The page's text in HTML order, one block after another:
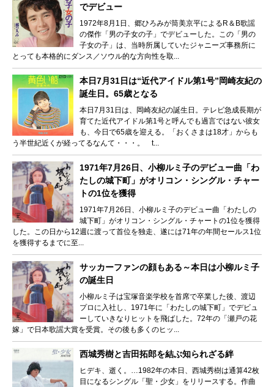
でデビュー
1972年8月1日、郷ひろみが筒美京平によるR＆B歌謡
の傑作「男の子女の子」でデビューした。この「男の
子女の子」は、当時所属していたジャニーズ事務所に
とっても本格的にダンス／ソウル的な方向性を取...
本日7月31日は“近代アイドル第1号”岡崎友紀の
誕生日。65歳となる
本日7月31日は、岡崎友紀の誕生日。テレビ急成長期が
育てた近代アイドル第1号と呼んでも過言ではない彼女
も、今日で65歳を迎える。「おくさまは18才」からも
う半世紀近くが経ってるなんて・・・。 t...
1971年7月26日、小柳ルミ子のデビュー曲「わ
たしの城下町」がオリコン・シングル・チャー
トの1位を獲得
1971年7月26日、小柳ルミ子のデビュー曲「わたしの
城下町」がオリコン・シングル・チャートの1位を獲得
した。この日から12週に渡って首位を独走、遂には71年の年間セールス1位
を獲得するまでに至...
サッカーファンの顔もある～本日は小柳ルミ子
の誕生日
小柳ルミ子は宝塚音楽学校を首席で卒業した後、渡辺
プロに入社し、1971年に「わたしの城下町」でデビュ
ーしていきなりヒットを飛ばした。72年の「瀬戸の花
嫁」で日本歌謡大賞を受賞。その後も多くのヒッ...
西城秀樹と吉田拓郎を結ぶ知られざる絆
ヒデキ、逝く。…1982年の本日、西城秀樹は通算42枚
目になるシングル「聖・少女」をリリースする。作曲